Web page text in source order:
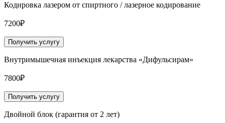
Кодировка лазером от спиртного / лазерное кодирование
7200₽
Получить услугу
Внутримышечная инъекция лекарства «Дифульсирам»
7800₽
Получить услугу
Двойной блок (гарантия от 2 лет)